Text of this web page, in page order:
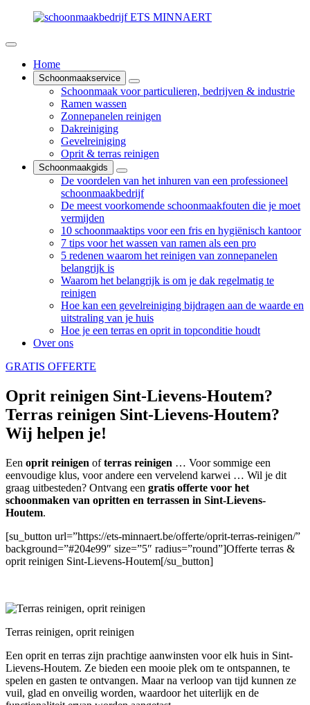
Home
Schoonmaakservice
Schoonmaak voor particulieren, bedrijven & industrie
Ramen wassen
Zonnepanelen reinigen
Dakreiniging
Gevelreiniging
Oprit & terras reinigen
Schoonmaakgids
De voordelen van het inhuren van een professioneel
schoonmaakbedrijf
De meest voorkomende schoonmaakfouten die je moet
vermijden
10 schoonmaaktips voor een fris en hygiënisch kantoor
7 tips voor het wassen van ramen als een pro
5 redenen waarom het reinigen van zonnepanelen
belangrijk is
Waarom het belangrijk is om je dak regelmatig te
reinigen
Hoe kan een gevelreiniging bijdragen aan de waarde en
uitstraling van je huis
Hoe je een terras en oprit in topconditie houdt
Over ons
GRATIS OFFERTE
Oprit reinigen Sint-Lievens-Houtem?
Terras reinigen Sint-Lievens-Houtem?
Wij helpen je!
Een oprit reinigen ofterras reinigen … Voor sommige een
eenvoudige klus, voor andere een vervelend karwei … Wil je dit
graag uitbesteden? Ontvang een gratis offerte voor het
schoonmaken van opritten en terrassen in Sint-Lievens-
Houtem.
[su_button url=”https://ets-minnaert.be/offerte/oprit-terras-reinigen/”
background=”#204e99″ size=”5″ radius=”round”]Offerte terras &
oprit reinigen Sint-Lievens-Houtem[/su_button]
Terras reinigen, oprit reinigen
Een oprit en terras zijn prachtige aanwinsten voor elk huis in Sint-
Lievens-Houtem. Ze bieden een mooie plek om te ontspannen, te
spelen en gasten te ontvangen. Maar na verloop van tijd kunnen ze
vuil, glad en onveilig worden, waardoor het uiterlijk en de